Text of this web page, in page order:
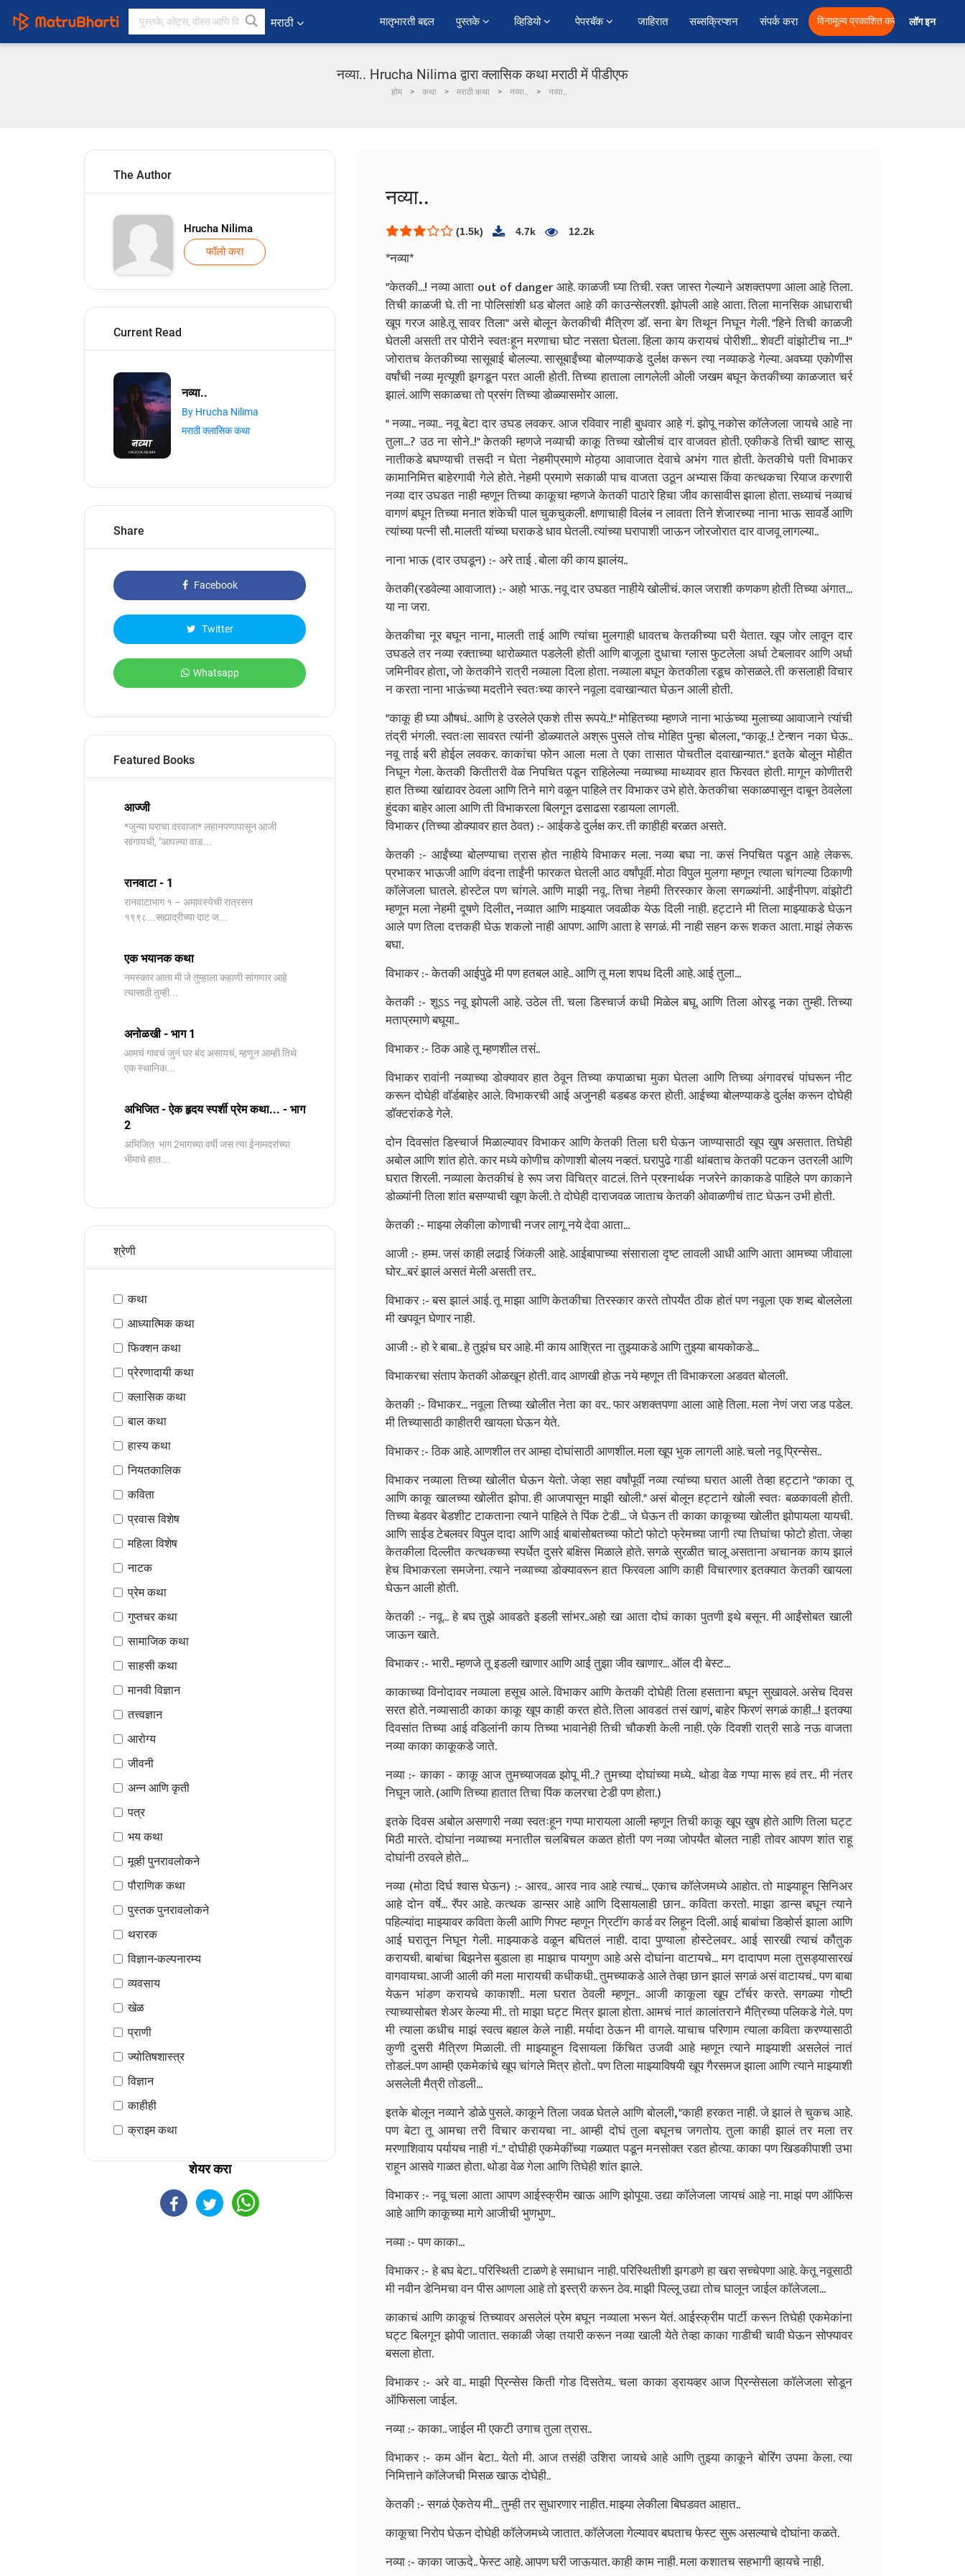
मराठी ﻿मातृभारती बद्दल पुस्तके व्हिडियो पेपरबॅक जाहिरात सब्सक्रिप्शन संपर्क करा विनामूल्य प्रकाशित करा लॉग इन
नव्या.. Hrucha Nilima द्वारा क्लासिक कथा मराठी में पीडीएफ
होम कथा मराठी कथा नव्या.. नव्या..
The Author
Hrucha Nilima
फॉलो करा
Current Read
नव्या..
By Hrucha Nilima
मराठी क्लासिक कथा
Share
Facebook
Twitter
Whatsapp
Featured Books
आज्जी
*जुन्या घराचा दरवाजा* लहानपणापासून आजी
सांगायची, "आपल्या वाड...
रानवाटा - 1
रानवाटाभाग १ – अमावस्येची रात्रसन
१९९८...सह्याद्रीच्या दाट ज...
एक भयानक कथा
नमस्कार आता मी जे तुम्हाला कहाणी सांगणार आहे
त्यासाठी तुम्ही...
अनोळखी - भाग 1
आमचं गावचं जुनं घर बंद असायचं, म्हणून आम्ही तिथे
एक स्थानिक...
अभिजित - ऐक हृदय स्पर्शी प्रेम कथा... - भाग
2
️अभिजित ️ भाग 2मागच्या वर्षी जस त्या ईनामदरांच्या
भीमाचे हात...
श्रेणी
कथा
आध्यात्मिक कथा
फिक्शन कथा
प्रेरणादायी कथा
क्लासिक कथा
बाल कथा
हास्य कथा
नियतकालिक
कविता
प्रवास विशेष
महिला विशेष
नाटक
प्रेम कथा
गुप्तचर कथा
सामाजिक कथा
साहसी कथा
मानवी विज्ञान
तत्त्वज्ञान
आरोग्य
जीवनी
अन्न आणि कृती
पत्र
भय कथा
मूव्ही पुनरावलोकने
पौराणिक कथा
पुस्तक पुनरावलोकने
थरारक
विज्ञान-कल्पनारम्य
व्यवसाय
खेळ
प्राणी
ज्योतिषशास्त्र
विज्ञान
काहीही
क्राइम कथा
शेयर करा
नव्या..
(1.5k) 4.7k 12.2k
*नव्या*
"केतकी...! नव्या आता out of danger आहे. काळजी घ्या तिची. रक्त जास्त गेल्याने अशक्तपणा आला आहे तिला.
तिची काळजी घे. ती ना पोलिसांशी धड बोलत आहे की काउन्सेलरशी. झोपली आहे आता. तिला मानसिक आधाराची
खूप गरज आहे.तू सावर तिला" असे बोलून केतकीची मैत्रिण डाॅ. सना बेग तिथून निघून गेली. "हिने तिची काळजी
घेतली असती तर पोरीने स्वतःहून मरणाचा घोट नसता घेतला. हिला काय करायचं पोरीशी... शेवटी वांझोटीच ना...!"
जोरातच केतकीच्या सासूबाई बोलल्या. सासूबाईंच्या बोलण्याकडे दुर्लक्ष करून त्या नव्याकडे गेल्या. अवघ्या एकोणीस
वर्षांची नव्या मृत्यूशी झगडून परत आली होती. तिच्या हाताला लागलेली ओली जखम बघून केतकीच्या काळजात चर्र
झालं. आणि सकाळचा तो प्रसंग तिच्या डोळ्यासमोर आला.
" नव्या.. नव्या.. नवू बेटा दार उघड लवकर. आज रविवार नाही बुधवार आहे गं. झोपू नकोस काॅलेजला जायचे आहे ना
तुला...? उठ ना सोने..!" केतकी म्हणजे नव्याची काकू तिच्या खोलीचं दार वाजवत होती. एकीकडे तिची खाष्ट सासू
नातीकडे बघण्याची तसदी न घेता नेहमीप्रमाणे मोठ्या आवाजात देवाचे अभंग गात होती. केतकीचे पती विभाकर
कामानिमित्त बाहेरगावी गेले होते. नेहमी प्रमाणे सकाळी पाच वाजता उठून अभ्यास किंवा कत्थकचा रियाज करणारी
नव्या दार उघडत नाही म्हणून तिच्या काकूचा म्हणजे केतकी पाठारे हिचा जीव कासावीस झाला होता. सध्याचं नव्याचं
वागणं बघून तिच्या मनात शंकेची पाल चुकचुकली. क्षणाचाही विलंब न लावता तिने शेजारच्या नाना भाऊ सावर्डे आणि
त्यांच्या पत्नी सौ. मालती यांच्या घराकडे धाव घेतली. त्यांच्या घरापाशी जाऊन जोरजोरात दार वाजवू लागल्या..
नाना भाऊ (दार उघडून) :- अरे ताई . बोला की काय झालंय..
केतकी(रडवेल्या आवाजात) :- अहो भाऊ. नवू दार उघडत नाहीये खोलीचं. काल जराशी कणकण होती तिच्या अंगात...
या ना जरा.
केतकीचा नूर बघून नाना, मालती ताई आणि त्यांचा मुलगाही धावतच केतकीच्या घरी येतात. खूप जोर लावून दार
उघडले तर नव्या रक्ताच्या थारोळ्यात पडलेली होती आणि बाजूला दुधाचा ग्लास फुटलेला अर्धा टेबलावर आणि अर्धा
जमिनीवर होता, जो केतकीने रात्री नव्याला दिला होता. नव्याला बघून केतकीला रडूच कोसळले. ती कसलाही विचार
न करता नाना भाऊंच्या मदतीने स्वतःच्या कारने नवूला दवाखान्यात घेऊन आली होती.
"काकू ही घ्या औषधं.. आणि हे उरलेले एकशे तीस रूपये..!" मोहितच्या म्हणजे नाना भाऊंच्या मुलाच्या आवाजाने त्यांची
तंद्री भंगली. स्वतःला सावरत त्यांनी डोळ्यातले अश्रू पुसले तोच मोहित पुन्हा बोलला, "काकू..! टेन्शन नका घेऊ..
नवू ताई बरी होईल लवकर. काकांचा फोन आला मला ते एका तासात पोचतील दवाखान्यात." इतके बोलून मोहीत
निघून गेला. केतकी कितीतरी वेळ निपचित पडून राहिलेल्या नव्याच्या माथ्यावर हात फिरवत होती.मागून कोणीतरी
हात तिच्या खांद्यावर ठेवला आणि तिने मागे वळून पाहिले तर विभाकर उभे होते. केतकीचा सकाळपासून दाबून ठेवलेला
हुंदका बाहेर आला आणि ती विभाकरला बिलगून ढसाढसा रडायला लागली.
विभाकर (तिच्या डोक्यावर हात ठेवत) :- आईकडे दुर्लक्ष कर. ती काहीही बरळत असते.
केतकी :- आईंच्या बोलण्याचा त्रास होत नाहीये विभाकर मला. नव्या बघा ना. कसं निपचित पडून आहे लेकरू.
प्रभाकर भाऊजी आणि वंदना ताईंनी फारकत घेतली आठ वर्षांपूर्वी. मोठा विपुल मुलगा म्हणून त्याला चांगल्या ठिकाणी
काॅलेजला घातले. होस्टेल पण चांगले. आणि माझी नवू.. तिचा नेहमी तिरस्कार केला सगळ्यांनी. आईंनीपण. वांझोटी
म्हणून मला नेहमी दूषणे दिलीत, नव्यात आणि माझ्यात जवळीक येऊ दिली नाही. हट्टाने मी तिला माझ्याकडे घेऊन
आले पण तिला दत्तकही घेऊ शकलो नाही आपण. आणि आता हे सगळं. मी नाही सहन करू शकत आता. माझं लेकरू
बघा.
विभाकर :- केतकी आईपुढे मी पण हतबल आहे.. आणि तू मला शपथ दिली आहे. आई तुला...
केतकी :- शूऽऽ नवू झोपली आहे. उठेल ती. चला डिस्चार्ज कधी मिळेल बघू. आणि तिला ओरडू नका तुम्ही. तिच्या
मताप्रमाणे बघूया..
विभाकर :- ठिक आहे तू म्हणशील तसं..
विभाकर रावांनी नव्याच्या डोक्यावर हात ठेवून तिच्या कपाळाचा मुका घेतला आणि तिच्या अंगावरचं पांघरून नीट
करून दोघेही वाॅर्डबाहेर आले. विभाकरची आई अजुनही बडबड करत होती. आईच्या बोलण्याकडे दुर्लक्ष करून दोघेही
डाॅक्टरांकडे गेले.
दोन दिवसांत डिस्चार्ज मिळाल्यावर विभाकर आणि केतकी तिला घरी घेऊन जाण्यासाठी खूप खुष असतात. तिघेही
अबोल आणि शांत होते. कार मध्ये कोणीच कोणाशी बोलय नव्हतं. घरापुढे गाडी थांबताच केतकी पटकन उतरली आणि
घरात शिरली. नव्याला केतकीचं हे रूप जरा विचित्र वाटलं. तिने प्रश्नार्थक नजरेने काकाकडे पाहिले पण काकाने
डोळ्यांनी तिला शांत बसण्याची खूण केली. ते दोघेही दाराजवळ जाताच केतकी ओवाळणीचं ताट घेऊन उभी होती.
केतकी :- माझ्या लेकीला कोणाची नजर लागू नये देवा आता...
आजी :- हम्म. जसं काही लढाई जिंकली आहे. आईबापाच्या संसाराला दृष्ट लावली आधी आणि आता आमच्या जीवाला
घोर...बरं झालं असतं मेली असती तर..
विभाकर :- बस झालं आई. तू माझा आणि केतकीचा तिरस्कार करते तोपर्यंत ठीक होतं पण नवूला एक शब्द बोललेला
मी खपवून घेणार नाही.
आजी :- हो रे बाबा.. हे तुझंच घर आहे. मी काय आश्रित ना तुझ्याकडे आणि तुझ्या बायकोकडे...
विभाकरचा संताप केतकी ओळखून होती. वाद आणखी होऊ नये म्हणून ती विभाकरला अडवत बोलली.
केतकी :- विभाकर... नवूला तिच्या खोलीत नेता का वर.. फार अशक्तपणा आला आहे तिला. मला नेणं जरा जड पडेल.
मी तिच्यासाठी काहीतरी खायला घेऊन येते.
विभाकर :- ठिक आहे. आणशील तर आम्हा दोघांसाठी आणशील. मला खूप भुक लागली आहे. चलो नवू प्रिन्सेस..
विभाकर नव्याला तिच्या खोलीत घेऊन येतो. जेव्हा सहा वर्षांपूर्वी नव्या त्यांच्या घरात आली तेव्हा हट्टाने "काका तू
आणि काकू खालच्या खोलीत झोपा. ही आजपासून माझी खोली." असं बोलून हट्टाने खोली स्वतः बळकावली होती.
तिच्या बेडवर बेडशीट टाकताना त्याने पाहिले ते पिंक टेडी... जे घेऊन ती काका काकूच्या खोलीत झोपायला यायची.
आणि साईड टेबलवर विपुल दादा आणि आई बाबांसोबतच्या फोटो फोटो फ्रेमच्या जागी त्या तिघांचा फोटो होता. जेव्हा
केतकीला दिल्लीत कत्थकच्या स्पर्धेत दुसरे बक्षिस मिळाले होते. सगळे सुरळीत चालू असताना अचानक काय झालं
हेच विभाकरला समजेना. त्याने नव्याच्या डोक्यावरून हात फिरवला आणि काही विचारणार इतक्यात केतकी खायला
घेऊन आली होती.
केतकी :- नवू... हे बघ तुझे आवडते इडली सांभर..अहो खा आता दोघं काका पुतणी इथे बसून. मी आईंसोबत खाली
जाऊन खाते.
विभाकर :- भारी.. म्हणजे तू इडली खाणार आणि आई तुझा जीव खाणार... ऑल दी बेस्ट...
काकाच्या विनोदावर नव्याला हसूच आले. विभाकर आणि केतकी दोघेही तिला हसताना बघून सुखावले. असेच दिवस
सरत होते. नव्यासाठी काका काकू खूप काही करत होते. तिला आवडतं तसं खाणं, बाहेर फिरणं सगळं काही...! इतक्या
दिवसांत तिच्या आई वडिलांनी काय तिच्या भावानेही तिची चौकशी केली नाही. एके दिवशी रात्री साडे नऊ वाजता
नव्या काका काकूकडे जाते.
नव्या :- काका - काकू आज तुमच्याजवळ झोपू मी..? तुमच्या दोघांच्या मध्ये.. थोडा वेळ गप्पा मारू हवं तर.. मी नंतर
निघून जाते. (आणि तिच्या हातात तिचा पिंक कलरचा टेडी पण होता.)
इतके दिवस अबोल असणारी नव्या स्वतःहून गप्पा मारायला आली म्हणून तिची काकू खूप खुष होते आणि तिला घट्ट
मिठी मारते. दोघांना नव्याच्या मनातील चलबिचल कळत होती पण नव्या जोपर्यंत बोलत नाही तोवर आपण शांत राहू
दोघांनी ठरवले होते...
नव्या (मोठा दिर्घ श्वास घेऊन) :- आरव.. आरव नाव आहे त्याचं... एकाच काॅलेजमध्ये आहोत. तो माझ्याहून सिनिअर
आहे दोन वर्षे... रॅपर आहे. कत्थक डान्सर आहे आणि दिसायलाही छान.. कविता करतो. माझा डान्स बघून त्याने
पहिल्यांदा माझ्यावर कविता केली आणि गिफ्ट म्हणून ग्रिटींग कार्ड वर लिहून दिली. आई बाबांचा डिव्होर्स झाला आणि
आई घरातून निघून गेली. माझ्याकडे वळून बघितलं नाही. दादा पुण्याला होस्टेलवर.. आई सारखी त्याचं कौतुक
करायची. बाबांचा बिझनेस बुडाला हा माझाच पायगुण आहे असे दोघांना वाटायचे... मग दादापण मला तुसड्यासारखं
वागवायचा. आजी आली की मला मारायची कधीकधी.. तुमच्याकडे आले तेव्हा छान झालं सगळं असं वाटायचं.. पण बाबा
येऊन भांडण करायचे काकाशी.. मला घरात ठेवली म्हणून.. आजी काकूला खूप टाॅर्चर करते. सगळ्या गोष्टी
त्याच्यासोबत शेअर केल्या मी.. तो माझा घट्ट मित्र झाला होता. आमचं नातं कालांतराने मैत्रिच्या पलिकडे गेले. पण
मी त्याला कधीच माझं स्वत्व बहाल केले नाही. मर्यादा ठेऊन मी वागले. याचाच परिणाम त्याला कविता करण्यासाठी
कुणी दुसरी मैत्रिण मिळाली. ती माझ्याहून दिसायला किंचित उजवी आहे म्हणून त्याने माझ्याशी असलेलं नातं
तोडलं..पण आम्ही एकमेकांचे खूप चांगले मित्र होतो.. पण तिला माझ्याविषयी खूप गैरसमज झाला आणि त्याने माझ्याशी
असलेली मैत्री तोडली...
इतके बोलून नव्याने डोळे पुसले. काकूने तिला जवळ घेतले आणि बोलली, "काही हरकत नाही. जे झालं ते चुकच आहे.
पण बेटा तू आमचा तरी विचार करायचा ना.. आम्ही दोघं तुला बघूनच जगतोय. तुला काही झालं तर मला तर
मरणाशिवाय पर्यायच नाही गं.." दोघीही एकमेकींच्या गळ्यात पडून मनसोक्त रडत होत्या. काका पण खिडकीपाशी उभा
राहून आसवे गाळत होता. थोडा वेळ गेला आणि तिघेही शांत झाले.
विभाकर :- नवू चला आता आपण आईस्क्रीम खाऊ आणि झोपूया. उद्या काॅलेजला जायचं आहे ना. माझं पण ऑफिस
आहे आणि काकूच्या मागे आजीची भुणभुण..
नव्या :- पण काका...
विभाकर :- हे बघ बेटा.. परिस्थिती टाळणे हे समाधान नाही. परिस्थितीशी झगडणे हा खरा सच्चेपणा आहे. केतू नवूसाठी
मी नवीन डेनिमचा वन पीस आणला आहे तो इस्त्री करून ठेव. माझी पिल्लू उद्या तोच घालून जाईल काॅलेजला...
काकाचं आणि काकूचं तिच्यावर असलेलं प्रेम बघून नव्याला भरून येतं. आईस्क्रीम पार्टी करून तिघेही एकमेकांना
घट्ट बिलगून झोपी जातात. सकाळी जेव्हा तयारी करून नव्या खाली येते तेव्हा काका गाडीची चावी घेऊन सोफ्यावर
बसला होता.
विभाकर :- अरे वा.. माझी प्रिन्सेस किती गोड दिसतेय.. चला काका ड्रायव्हर आज प्रिन्सेसला काॅलेजला सोडून
ऑफिसला जाईल.
नव्या :- काका.. जाईल मी एकटी उगाच तुला त्रास..
विभाकर :- कम ऑन बेटा.. येतो मी. आज तसंही उशिरा जायचे आहे आणि तुझ्या काकूने बोरिंग उपमा केला. त्या
निमित्ताने काॅलेजची मिसळ खाऊ दोघेही..
केतकी :- सगळं ऐकतेय मी... तुम्ही तर सुधारणार नाहीत. माझ्या लेकीला बिघडवत आहात..
काकूचा निरोप घेऊन दोघेही काॅलेजमध्ये जातात. काॅलेजला गेल्यावर बघताच फेस्ट सुरू असल्याचे दोघांना कळते.
नव्या :- काका जाऊदे.. फेस्ट आहे. आपण घरी जाऊयात. काही काम नाही. मला कशातच सहभागी व्हायचे नाही.